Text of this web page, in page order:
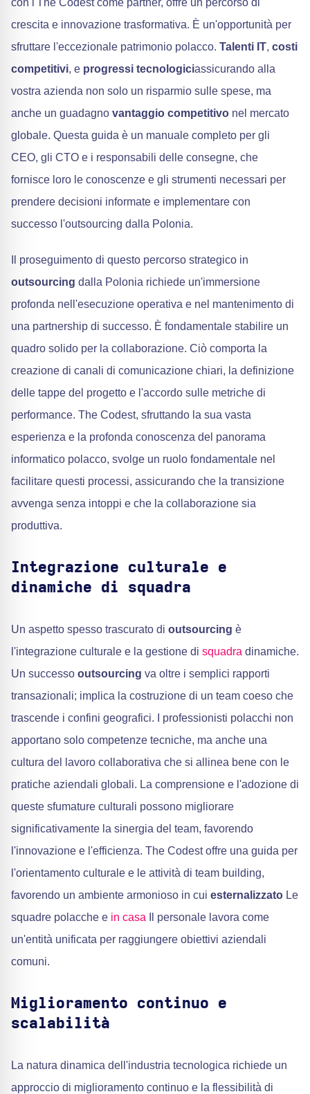
con l'The Codest come partner, offre un percorso di
crescita e innovazione trasformativa. È un'opportunità per
sfruttare l'eccezionale patrimonio polacco. Talenti IT, costi
competitivi, e progressi tecnologiciassicurando alla
vostra azienda non solo un risparmio sulle spese, ma
anche un guadagno vantaggio competitivo nel mercato
globale. Questa guida è un manuale completo per gli
CEO, gli CTO e i responsabili delle consegne, che
fornisce loro le conoscenze e gli strumenti necessari per
prendere decisioni informate e implementare con
successo l'outsourcing dalla Polonia.
Il proseguimento di questo percorso strategico in
outsourcing dalla Polonia richiede un'immersione
profonda nell'esecuzione operativa e nel mantenimento di
una partnership di successo. È fondamentale stabilire un
quadro solido per la collaborazione. Ciò comporta la
creazione di canali di comunicazione chiari, la definizione
delle tappe del progetto e l'accordo sulle metriche di
performance. The Codest, sfruttando la sua vasta
esperienza e la profonda conoscenza del panorama
informatico polacco, svolge un ruolo fondamentale nel
facilitare questi processi, assicurando che la transizione
avvenga senza intoppi e che la collaborazione sia
produttiva.
Integrazione culturale e
dinamiche di squadra
Un aspetto spesso trascurato di outsourcing è
l'integrazione culturale e la gestione di squadra dinamiche.
Un successo outsourcing va oltre i semplici rapporti
transazionali; implica la costruzione di un team coeso che
trascende i confini geografici. I professionisti polacchi non
apportano solo competenze tecniche, ma anche una
cultura del lavoro collaborativa che si allinea bene con le
pratiche aziendali globali. La comprensione e l'adozione di
queste sfumature culturali possono migliorare
significativamente la sinergia del team, favorendo
l'innovazione e l'efficienza. The Codest offre una guida per
l'orientamento culturale e le attività di team building,
favorendo un ambiente armonioso in cui esternalizzato Le
squadre polacche e in casa Il personale lavora come
un'entità unificata per raggiungere obiettivi aziendali
comuni.
Miglioramento continuo e
scalabilità
La natura dinamica dell'industria tecnologica richiede un
approccio di miglioramento continuo e la flessibilità di